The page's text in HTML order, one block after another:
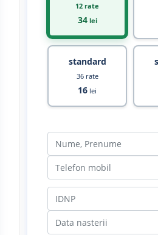
12 rate
34lei
standard
36 rate
16 lei